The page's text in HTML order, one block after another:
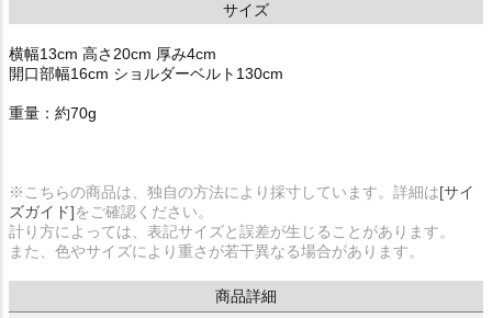
サイズ
横幅13cm 高さ20cm 厚み4cm
開口部幅16cm ショルダーベルト130cm
重量：約70g
※こちらの商品は、独自の方法により採寸しています。詳細は[サイ
ズガイド]をご確認ください。
計り方によっては、表記サイズと誤差が生じることがあります。
また、色やサイズにより重さが若干異なる場合があります。
商品詳細